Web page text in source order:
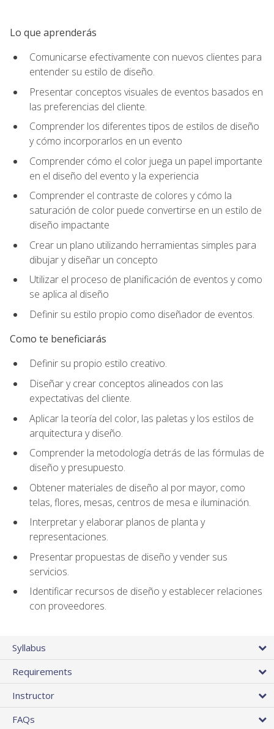
Lo que aprenderás
Comunicarse efectivamente con nuevos clientes para
entender su estilo de diseño.
Presentar conceptos visuales de eventos basados en
las preferencias del cliente.
Comprender los diferentes tipos de estilos de diseño
y cómo incorporarlos en un evento
Comprender cómo el color juega un papel importante
en el diseño del evento y la experiencia
Comprender el contraste de colores y cómo la
saturación de color puede convertirse en un estilo de
diseño impactante
Crear un plano utilizando herramientas simples para
dibujar y diseñar un concepto
Utilizar el proceso de planificación de eventos y como
se aplica al diseño
Definir su estilo propio como diseñador de eventos.
Como te beneficiarás
Definir su propio estilo creativo.
Diseñar y crear conceptos alineados con las
expectativas del cliente.
Aplicar la teoría del color, las paletas y los estilos de
arquitectura y diseño.
Comprender la metodología detrás de las fórmulas de
diseño y presupuesto.
Obtener materiales de diseño al por mayor, como
telas, flores, mesas, centros de mesa e iluminación.
Interpretar y elaborar planos de planta y
representaciones.
Presentar propuestas de diseño y vender sus
servicios.
Identificar recursos de diseño y establecer relaciones
con proveedores.
Syllabus
Requirements
Instructor
FAQs